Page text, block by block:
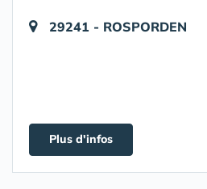
29241 - ROSPORDEN
Plus d'infos